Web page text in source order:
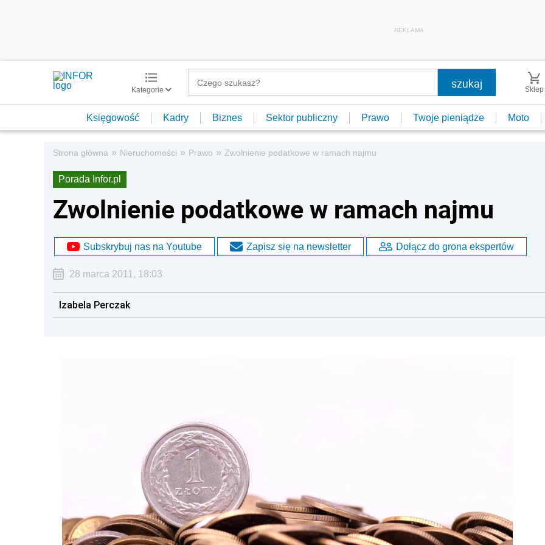
REKLAMA
Kategorie Sklep
Księgowość Kadry Biznes Sektor publiczny Prawo Twoje pieniądze Moto
Strona główna » Nieruchomości » Prawo » Zwolnienie podatkowe w ramach najmu
Porada Infor.pl
Zwolnienie podatkowe w ramach najmu
Subskrybuj nas na Youtube Zapisz się na newsletter Dołącz do grona ekspertów
28 marca 2011, 18:03
Izabela Perczak